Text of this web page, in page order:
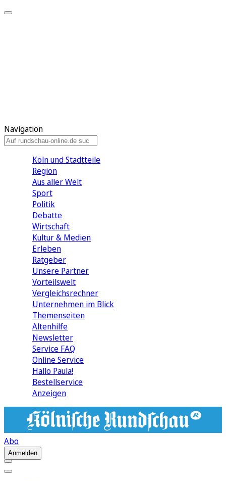
Navigation
Köln und Stadtteile
Region
Aus aller Welt
Sport
Politik
Debatte
Wirtschaft
Kultur & Medien
Erleben
Ratgeber
Unsere Partner
Vorteilswelt
Vergleichsrechner
Unternehmen im Blick
Themenseiten
Altenhilfe
Newsletter
Service FAQ
Online Service
Hallo Paula!
Bestellservice
Anzeigen
Abo
Anmelden